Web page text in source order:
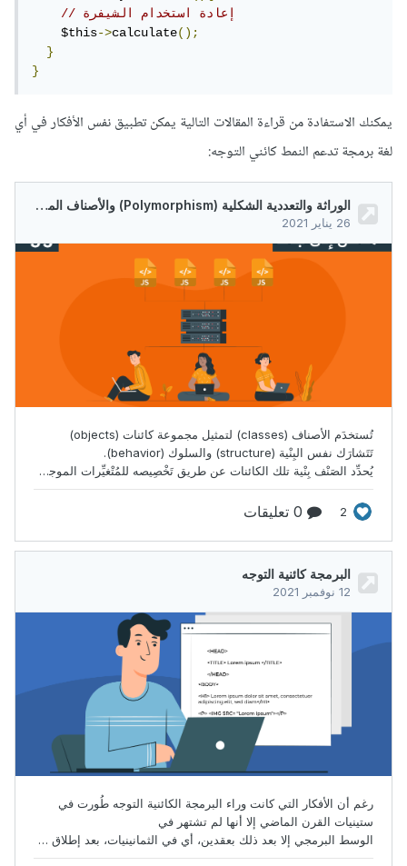
// إعادة استخدام الشيفرة
    $this
->calculate();
}
}
يمكنك الاستفادة من قراءة المقالات التالية يمكن تطبيق نفس الأفكار في أي
لغة برمجة تدعم النمط كائني التوجه: